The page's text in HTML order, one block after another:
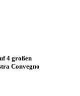
4 großen
Convegno